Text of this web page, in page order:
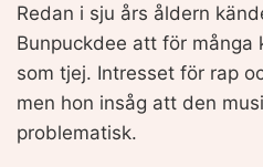
Redan i sju års åldern
Bunpuckdee att för många
som tjej. Intresset för rap
men hon insåg att den
problematisk.